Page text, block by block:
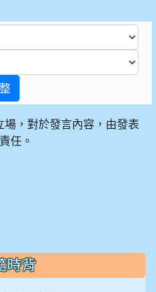
，對於發言內容，由發表
任。
時背